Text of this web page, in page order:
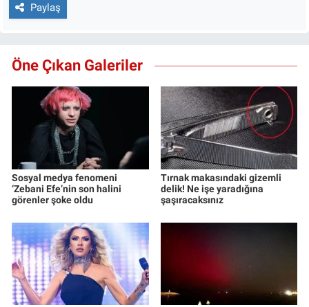
Paylaş
Öne Çıkan Galeriler
Sosyal medya fenomeni
‘Zebani Efe’nin son halini
görenler şoke oldu
Tırnak makasındaki gizemli
delik! Ne işe yaradığına
şaşıracaksınız